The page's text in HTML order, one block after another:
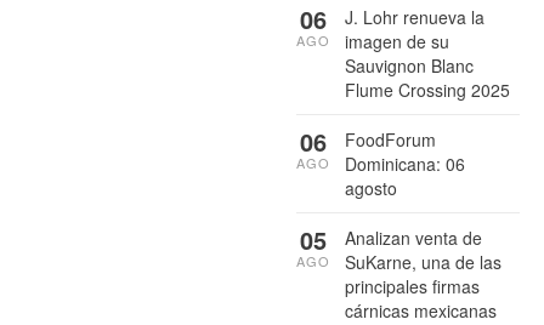
J. Lohr renueva la
imagen de su
Sauvignon Blanc
Flume Crossing 2025
06
AGO
FoodForum
Dominicana: 06
agosto
06
AGO
Analizan venta de
SuKarne, una de las
principales firmas
cárnicas mexicanas
05
AGO